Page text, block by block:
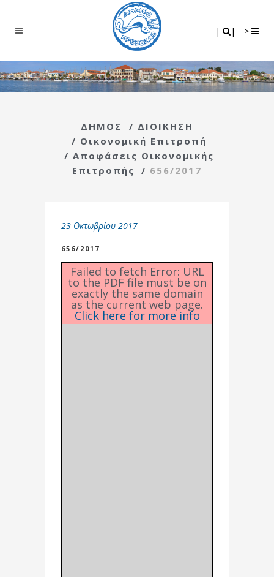
| | ->
ΔΗΜΟΣ / ΔΙΟΙΚΗΣΗ
/ Οικονομική Επιτροπή
/ Αποφάσεις Οικονομικής
Επιτροπής
/ 656/2017
23 Οκτωβρίου 2017
656/2017
Failed to fetch Error: URL
to the PDF file must be on
exactly the same domain
as the current web page.
Click here for more info